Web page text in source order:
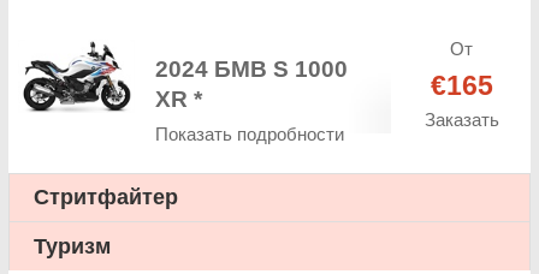
2024 БМВ S 1000
XR *
Показать подробности
От
€165
Заказать
Стритфайтер
Туризм